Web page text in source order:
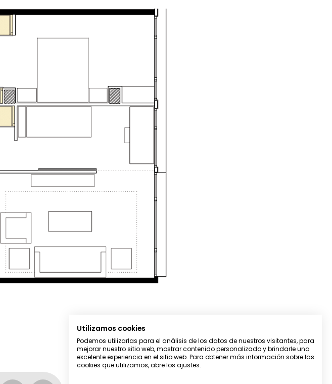
Utilizamos cookies
Podemos utilizarlas para el análisis de los datos de nuestros visitantes, para
mejorar nuestro sitio web, mostrar contenido personalizado y brindarle una
excelente experiencia en el sitio web. Para obtener más información sobre las
cookies que utilizamos, abre los ajustes.